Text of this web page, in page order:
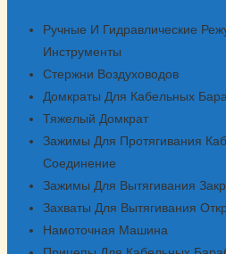
вашем
приложении
Ручные И Гидравлические
Инструменты
Стержни Воздуховодов
Домкраты Для Кабельных
Тяжелый Домкрат
Зажимы Для Протягивания
Соединение
Зажимы Для Вытягивания
Захваты Для Вытягивания
Намоточная Машина